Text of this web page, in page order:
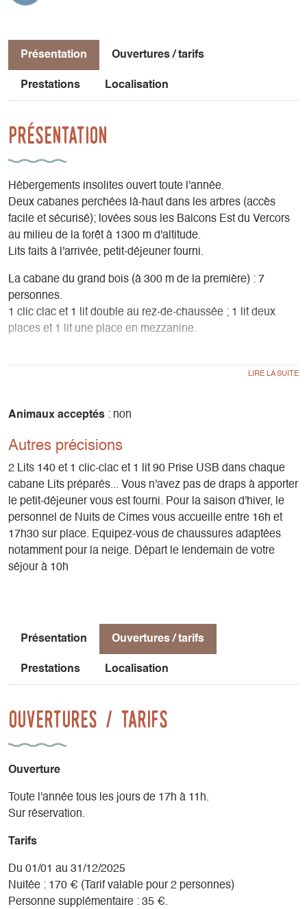
Présentation Ouvertures / tarifs
Prestations Localisation
Présentation
Hébergements insolites ouvert toute l'année.
Deux cabanes perchées là-haut dans les arbres (accès
facile et sécurisé); lovées sous les Balcons Est du Vercors
au milieu de la forêt à 1300 m d'altitude.
Lits faits à l'arrivée, petit-déjeuner fourni.
La cabane du grand bois (à 300 m de la première) : 7
personnes.
1 clic clac et 1 lit double au rez-de-chaussée ; 1 lit deux
places et 1 lit une place en mezzanine.
La petite cabane : 4 personnes maxi. 2 lits (120 x 190) en
Dans les deux cabanes :
Électricité solaire, chauffage. Toilettes sèches. Terrasse
aménagée avec table et chaises.
Pas de douche ! Nous vous fournissons serviettes pour une
petite toilette à l'évier.
Formule hôtelière : lits propres et préparés... vous n'avez
pas de draps à apporter et le petit-déjeuner vous est fourni.
Animaux acceptés : non
Autres précisions
2 Lits 140 et 1 clic-clac et 1 lit 90 Prise USB dans chaque
cabane Lits préparés... Vous n'avez pas de draps à apporter
le petit-déjeuner vous est fourni. Pour la saison d'hiver, le
personnel de Nuits de Cimes vous accueille entre 16h et
17h30 sur place. Equipez-vous de chaussures adaptées
notamment pour la neige. Départ le lendemain de votre
séjour à 10h
Présentation Ouvertures / tarifs
Prestations Localisation
Ouvertures / tarifs
Ouverture
Toute l'année tous les jours de 17h à 11h.
Sur réservation.
Tarifs
Du 01/01 au 31/12/2025
Nuitée : 170 € (Tarif valable pour 2 personnes)
Personne supplémentaire : 35 €.